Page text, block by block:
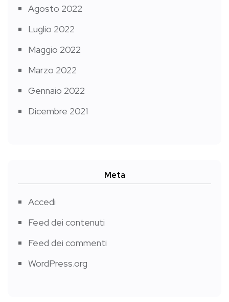
Agosto 2022
Luglio 2022
Maggio 2022
Marzo 2022
Gennaio 2022
Dicembre 2021
Meta
Accedi
Feed dei contenuti
Feed dei commenti
WordPress.org